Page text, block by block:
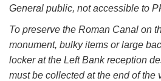
General public, not accessible to
To preserve the Roman Canal on
monument, bulky items or large
locker at the Left Bank reception
must be collected at the end of the